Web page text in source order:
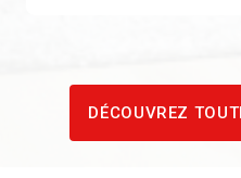
DÉCOUVREZ